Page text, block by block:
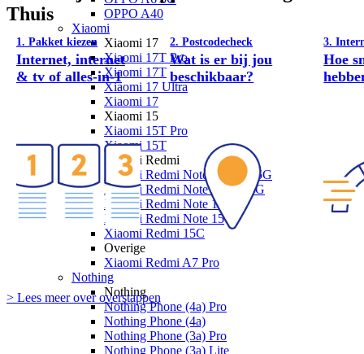
OPPO A40
Xiaomi
Xiaomi 17
Xiaomi 17T Pro
Xiaomi 17T
Xiaomi 17 Ultra
Xiaomi 17
Xiaomi 15
Xiaomi 15T Pro
Xiaomi 15T
Xiaomi Redmi
Xiaomi Redmi Note 15 Pro+ 5G
Xiaomi Redmi Note 15 Pro 5G
Xiaomi Redmi Note 15 5G
Xiaomi Redmi Note 15
Xiaomi Redmi 15C
Overige
Xiaomi Redmi A7 Pro
Nothing
Nothing
Nothing Phone (4a) Pro
Nothing Phone (4a)
Nothing Phone (3a) Pro
Nothing Phone (3a) Lite
Thuis
1. Pakket kiezen
Internet, internet
& tv of alles-in-1
2. Postcodecheck
Wat is er bij jou
beschikbaar?
3.
Hoe
> Lees meer over overstappen